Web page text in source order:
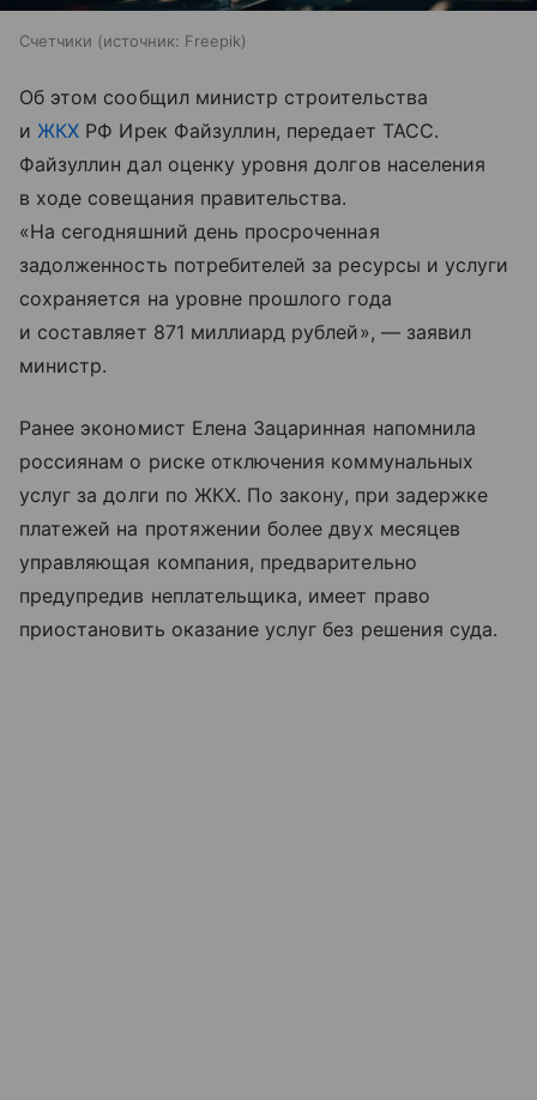
Счетчики источник: Freepik
Об этом сообщил министр строительства
иЖКХ РФ Ирек Файзуллин, передает ТАСС.
Файзуллин дал оценку уровня долгов населения
в ходе совещания правительства.
«На сегодняшний день просроченная
задолженность потребителей за ресурсы и услуги
сохраняется на уровне прошлого года
и составляет 871 миллиард рублей», — заявил
министр.
Ранее экономист Елена Зацаринная напомнила
россиянам о риске отключения коммунальных
услуг за долги по ЖКХ. По закону, при задержке
платежей на протяжении более двух месяцев
управляющая компания, предварительно
предупредив неплательщика, имеет право
приостановить оказание услуг без решения суда.